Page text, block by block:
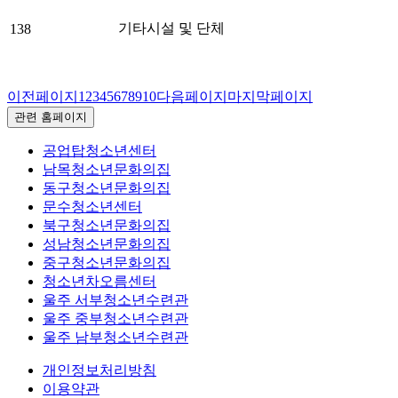
138 기타시설 및 단체
이전페이지 1 2345678910다음페이지 마지막페이지
관련 홈페이지
공업탑청소년센터
남목청소년문화의집
동구청소년문화의집
문수청소년센터
북구청소년문화의집
성남청소년문화의집
중구청소년문화의집
청소년차오름센터
울주 서부청소년수련관
울주 중부청소년수련관
울주 남부청소년수련관
개인정보처리방침
이용약관